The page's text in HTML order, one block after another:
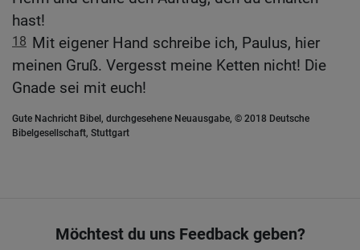
hast!
18 Mit eigener Hand schreibe ich, Paulus, hier
meinen Gruß. Vergesst meine Ketten nicht! Die
Gnade sei mit euch!
Gute Nachricht Bibel, durchgesehene Neuausgabe, © 2018 Deutsche
Bibelgesellschaft, Stuttgart
Möchtest du uns Feedback geben?